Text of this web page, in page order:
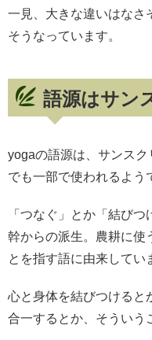
一見、大きな違いはなさ
そうなっています。
語源はサン
yogaの語源は、サンス
でも一部で使われるよう
「つなぐ」とか「結び
幹からの派生。農耕に使
とを指す語に由来してい
心と身体を結びつけると
合一するとか、そういう